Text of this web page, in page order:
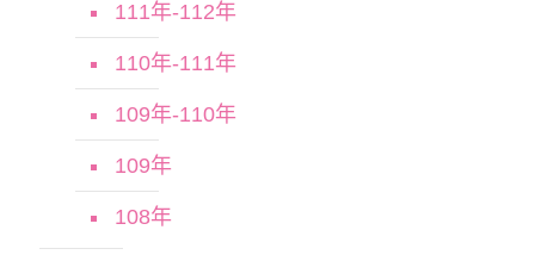
111年-112年
110年-111年
109年-110年
109年
108年